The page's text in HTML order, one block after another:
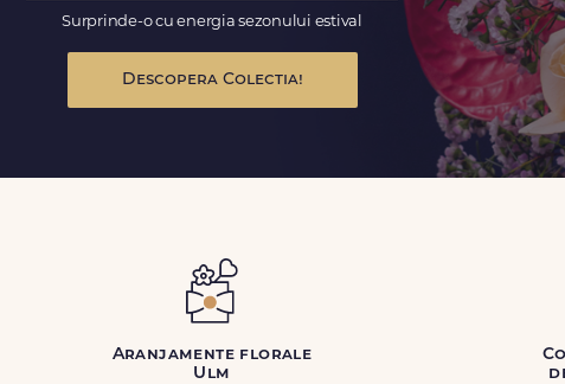
Surprinde-o cu energia sezonului estival
Descopera Colectia!
Aranjamente florale
Ulm